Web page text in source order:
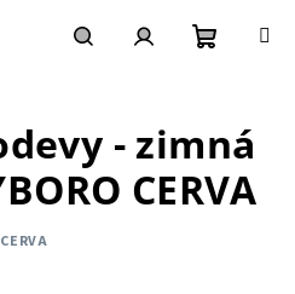
košík
- zimná
CERVA
CERVA